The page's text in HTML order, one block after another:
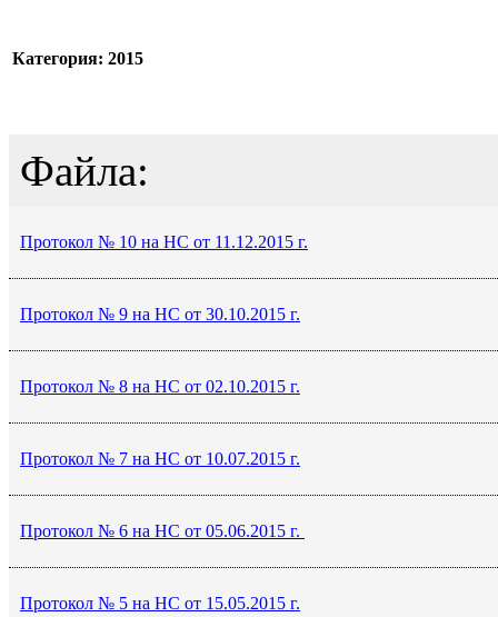
Категория: 2015
Файла:
Протокол № 10 на НС от 11.12.2015 г.
Протокол № 9 на НС от 30.10.2015 г.
Протокол № 8 на НС от 02.10.2015 г.
Протокол № 7 на НС от 10.07.2015 г.
Протокол № 6 на НС от 05.06.2015 г.
Протокол № 5 на НС от 15.05.2015 г.